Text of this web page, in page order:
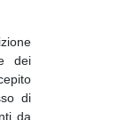
dei
di
da